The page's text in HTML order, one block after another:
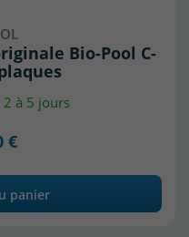
Bio-Pool C-
2 à 5 jours
€
panier